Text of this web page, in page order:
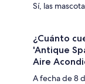
Sí, las
¿Cuánto
'Antique
Aire
A fecha de 8